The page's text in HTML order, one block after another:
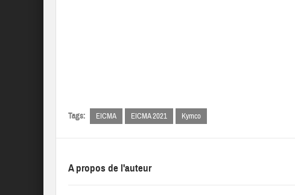
Tags: EICMA EICMA 2021 Kymco
A propos de l'auteur